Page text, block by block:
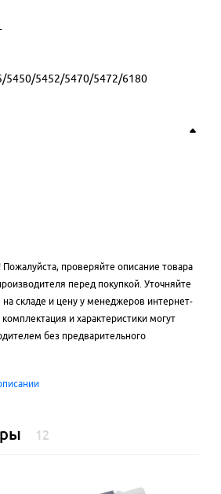
5450/5452/5470/5472/6180
проверяйте описание товара
перед покупкой. Уточняйте
складе и цену у менеджеров интернет-
и характеристики могут
без предварительного
12